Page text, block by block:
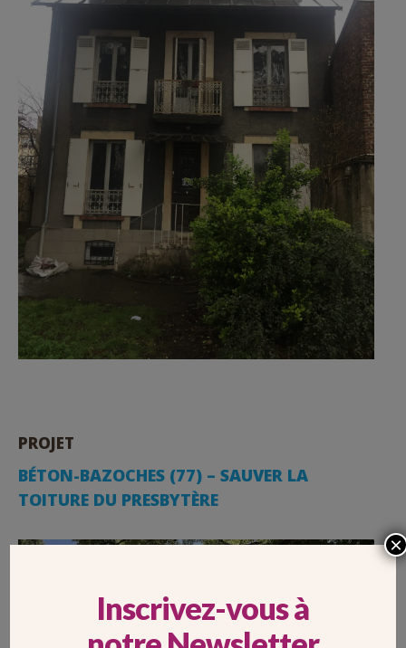
PROJET
BÉTON-BAZOCHES (77) – SAUVER LA
TOITURE DU PRESBYTÈRE
Inscrivez-vous à
×